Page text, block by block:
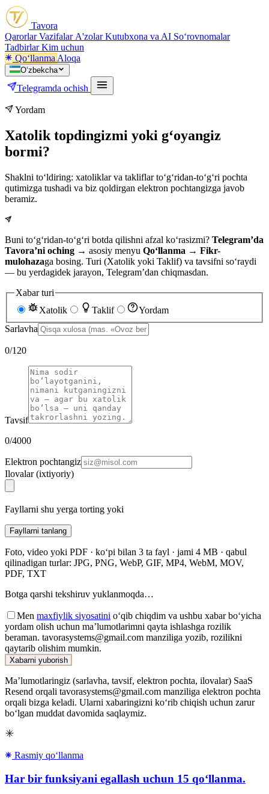
Tavora
QarorlarVazifalar A'zolarKutubxona va AI Soʻrovnomalar
TadbirlarKim uchun
Qoʻllanma Aloqa
Oʻzbekcha
Telegramda ochish
Yordam
Xatolik topdingizmi yoki g‘oyangiz
bormi?
Shaklni to‘ldiring: xatoliklar va takliflar to‘g‘ridan-to‘g‘ri pochta
qutimizga tushadi va biz qoldirgan elektron pochtangizga javob
beramiz.
Buni to‘g‘ridan-to‘g‘ri botda qilishni afzal ko‘rasizmi? Telegram’da
Tavora’ni oching → asosiy menyu Qo‘llanma → Fikr-
mulohazaga bosing. Turi (Xatolik yoki Taklif) va tavsifni so‘raydi
— bu yerdagidek jarayon, Telegram’dan chiqmasdan.
Xabar turi
Xatolik
Taklif
Yordam
Sarlavha
0/120
Tavsif
0/4000
Elektron pochtangiz
Ilovalar (ixtiyoriy)
Fayllarni shu yerga torting yoki
Fayllarni tanlang
Foto, video yoki PDF · ko‘pi bilan 3 ta fayl · jami 4 MB · qabul
qilinadigan turlar: JPG, PNG, WebP, GIF, MP4, WebM, MOV,
PDF, TXT
Botga qarshi tekshiruv yuklanmoqda…
Men maxfiylik siyosatini o‘qib chiqdim va ushbu xabar bo‘yicha
yordam olish uchun ma’lumotlarimni qayta ishlashga rozilik
beraman. tavorasystems@gmail.com manziliga yozib, rozilikni
qaytarib olishim mumkin.
Xabarni yuborish
Ma’lumotlaringiz (sarlavha, tavsif, elektron pochta, ilovalar) SaaS
Resend orqali tavorasystems@gmail.com manziliga elektron pochta
orqali bizga keladi. Ularni xabaringizni ko‘rib chiqish uchun zarur
bo‘lgan muddat davomida saqlaymiz.
Rasmiy qoʻllanma
Har bir funksiyani egallash uchun 15 qoʻllanma.